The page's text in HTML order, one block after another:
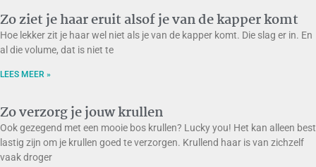
Zo ziet je haar eruit alsof je van de kapper komt
Hoe lekker zit je haar wel niet als je van de kapper komt. Die slag er in. En
al die volume, dat is niet te
LEES MEER »
Zo verzorg je jouw krullen
Ook gezegend met een mooie bos krullen? Lucky you! Het kan alleen best
lastig zijn om je krullen goed te verzorgen. Krullend haar is van zichzelf
vaak droger